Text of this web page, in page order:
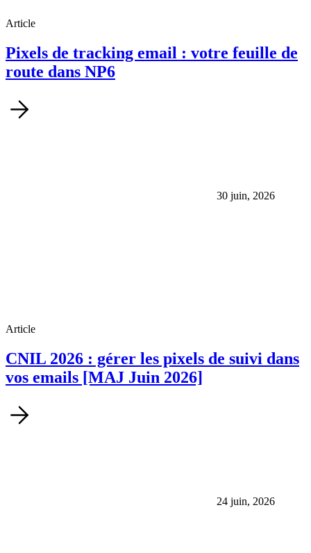
Article
Pixels de tracking email : votre feuille de
route dans NP6
30 juin, 2026
Article
CNIL 2026 : gérer les pixels de suivi dans
vos emails [MAJ Juin 2026]
24 juin, 2026